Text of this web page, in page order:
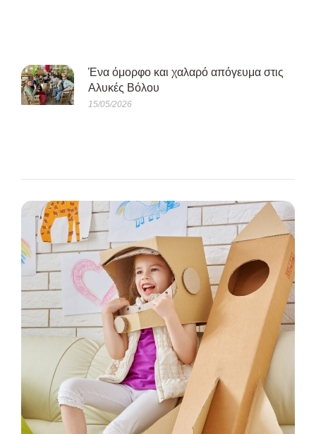
Ένα όμορφο και χαλαρό απόγευμα στις
Αλυκές Βόλου
15/05/2026